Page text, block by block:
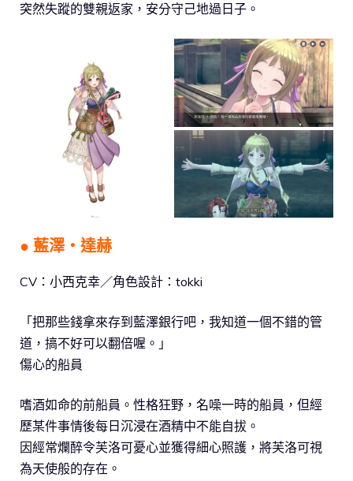
突然失蹤的雙親返家，安分守己地過日子。
● 藍澤‧達赫
CV：小西克幸／角色設計：tokki
「把那些錢拿來存到藍澤銀行吧，我知道一個不錯的管
道，搞不好可以翻倍喔。」
傷心的船員
嗜酒如命的前船員。性格狂野，名噪一時的船員，但經
歷某件事情後每日沉浸在酒精中不能自拔。
因經常爛醉令芙洛可憂心並獲得細心照護，將芙洛可視
為天使般的存在。